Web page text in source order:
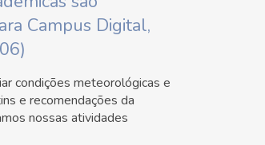
Campus Digital,
condições meteorológicas e
e recomendações da
nossas atividades